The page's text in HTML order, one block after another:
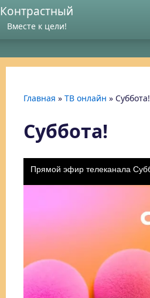
Контрастный
Вместе к цели!
Главная » ТВ онлайн » Суббота!
Суббота!